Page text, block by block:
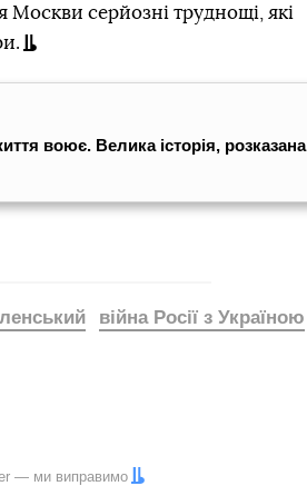
Москви серйозні труднощі, які
воює. Велика історія, розказана
війна Росії з Україною
— ми виправимо